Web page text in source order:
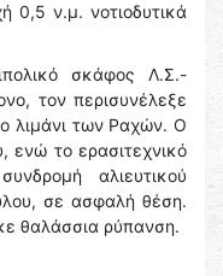
0,5 ν.μ. νοτιοδυτικά
σκάφος Λ.Σ.-
τον περισυνέλεξε
λιμάνι των Ραχών. Ο
ενώ το ερασιτεχνικό
αλιευτικού
σε ασφαλή θέση.
θαλάσσια ρύπανση.